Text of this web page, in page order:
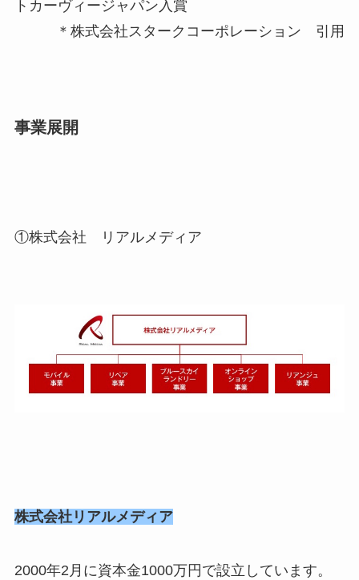
トカーヴィージャパン入賞
＊株式会社スタークコーポレーション 引用
事業展開
①株式会社 リアルメディア
株式会社リアルメディア
2000年2月に資本金1000万円で設立しています。